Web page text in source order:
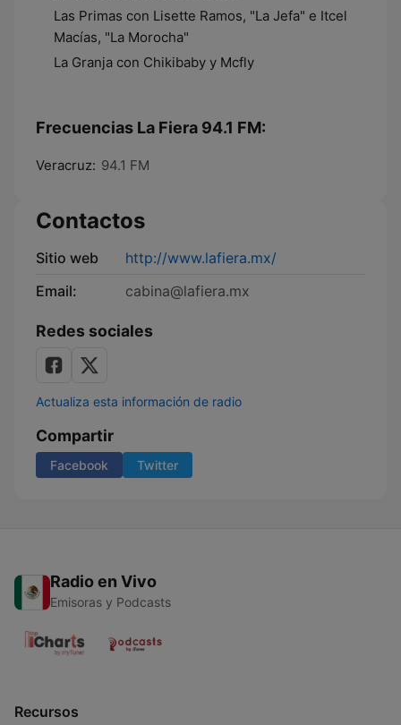
Las Primas con Lisette Ramos, "La Jefa" e Itcel
Macías, "La Morocha"
La Granja con Chikibaby y Mcfly
Frecuencias La Fiera 94.1 FM:
Veracruz: 94.1 FM
Contactos
Sitio web
http://www.lafiera.mx/
Email:
cabina@lafiera.mx
Redes sociales
Actualiza esta información de radio
Compartir
Facebook Twitter
Radio en Vivo
Emisoras y Podcasts
Recursos